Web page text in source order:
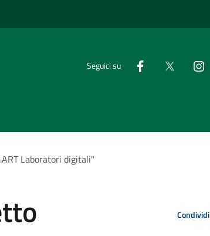
Seguici su
Laboratori digitali"
Condividi